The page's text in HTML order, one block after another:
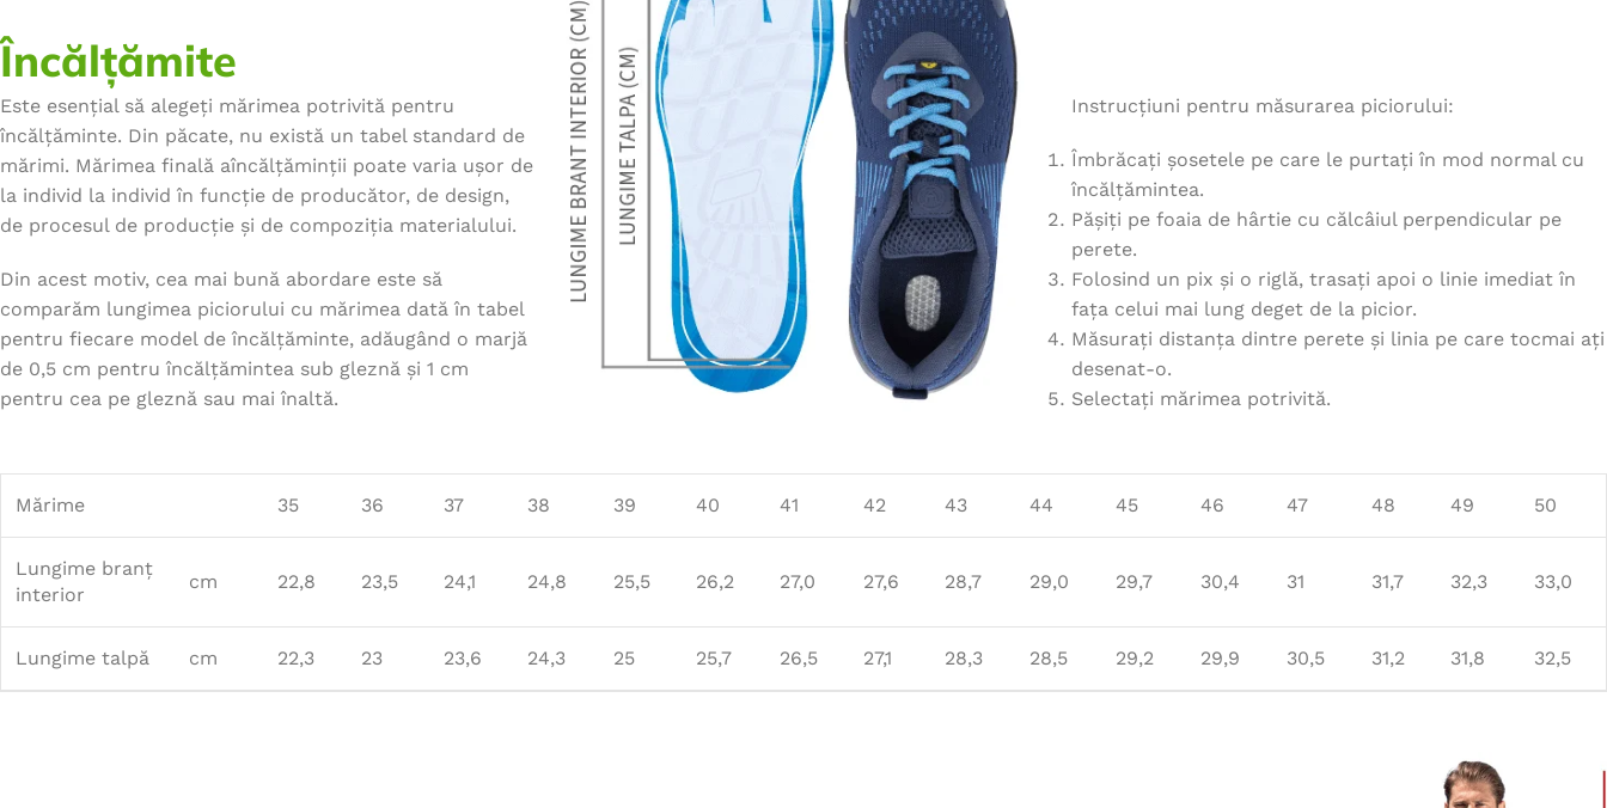
Încălțămite
Este esențial să alegeți mărimea potrivită pentru
încălțăminte. Din păcate, nu există un tabel standard de
mărimi. Mărimea finală aîncălțăminții poate varia ușor de
la individ la individ în funcție de producător, de design,
de procesul de producție și de compoziția materialului.
Din acest motiv, cea mai bună abordare este să
comparăm lungimea piciorului cu mărimea dată în tabel
pentru fiecare model de încălțăminte, adăugând o marjă
de 0,5 cm pentru încălțămintea sub gleznă și 1 cm
pentru cea pe gleznă sau mai înaltă.
Instrucțiuni pentru măsurarea piciorului:
Îmbrăcați șosetele pe care le purtați în mod normal cu
încălțămintea.
Pășiți pe foaia de hârtie cu călcâiul perpendicular pe
perete.
Folosind un pix și o riglă, trasați apoi o linie imediat în
fața celui mai lung deget de la picior.
Măsurați distanța dintre perete și linia pe care tocmai ați
desenat-o.
Selectați mărimea potrivită.
Mărime 35 36 37 38 39 40 41 42 43 44 45 46 47 48 49 50
Lungime branț
interior
cm 22,8 23,5 24,1 24,8 25,5 26,2 27,0 27,6 28,7 29,0 29,7 30,4 31 31,7 32,3 33,0
Lungime talpă cm 22,3 23 23,6 24,3 25 25,7 26,5 27,1 28,3 28,5 29,2 29,9 30,5 31,2 31,8 32,5